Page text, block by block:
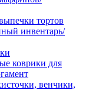
тортов
инвентарь/
коврики для
венчики,